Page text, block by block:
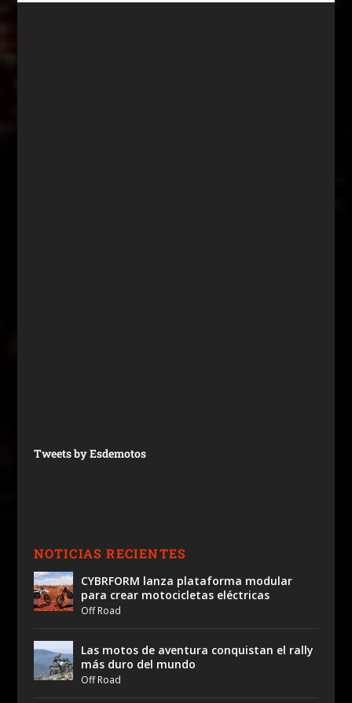
Tweets by Esdemotos
NOTICIAS RECIENTES
CYBRFORM lanza plataforma modular
para crear motocicletas eléctricas
Off Road
Las motos de aventura conquistan el rally
más duro del mundo
Off Road